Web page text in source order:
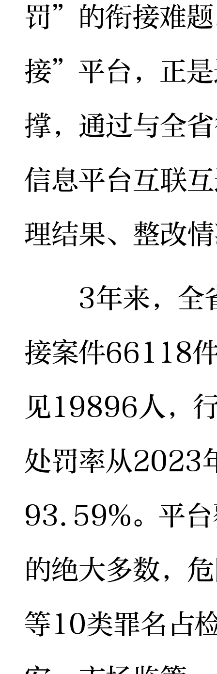
罚”的衔接难
接”平台，正
撑，通过与全
信息平台互联
理结果、整改
3年来，全省
接案件66118
见19896人，
处罚率从2023
93.59%。平
的绝大多数，
等10类罪名占